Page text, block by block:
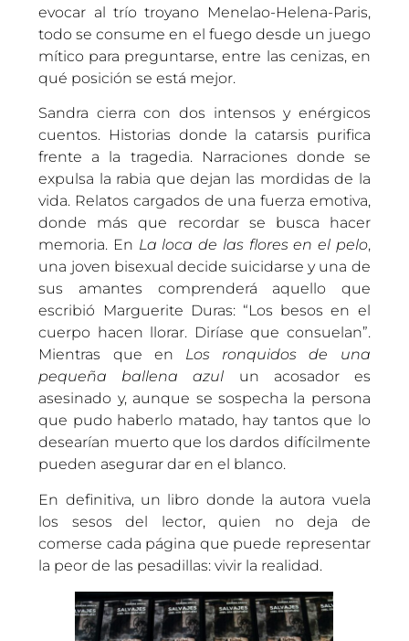
evocar al trío troyano Menelao-Helena-Paris,
todo se consume en el fuego desde un juego
mítico para preguntarse, entre las cenizas, en
qué posición se está mejor.
Sandra cierra con dos intensos y enérgicos
cuentos. Historias donde la catarsis purifica
frente a la tragedia. Narraciones donde se
expulsa la rabia que dejan las mordidas de la
vida. Relatos cargados de una fuerza emotiva,
donde más que recordar se busca hacer
memoria. En La loca de las flores en el pelo,
una joven bisexual decide suicidarse y una de
sus amantes comprenderá aquello que
escribió Marguerite Duras: “Los besos en el
cuerpo hacen llorar. Diríase que consuelan”.
Mientras que en Los ronquidos de una
pequeña ballena azul un acosador es
asesinado y, aunque se sospecha la persona
que pudo haberlo matado, hay tantos que lo
desearían muerto que los dardos difícilmente
pueden asegurar dar en el blanco.
En definitiva, un libro donde la autora vuela
los sesos del lector, quien no deja de
comerse cada página que puede representar
la peor de las pesadillas: vivir la realidad.